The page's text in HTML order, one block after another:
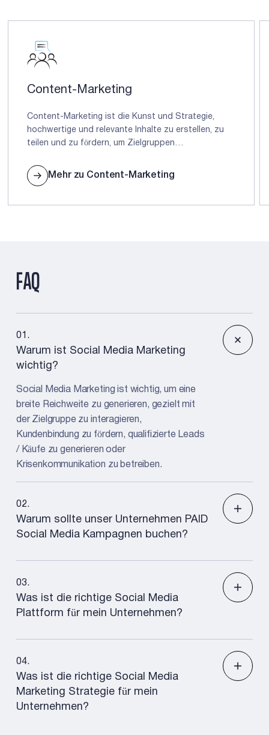
Content-Marketing
Content-Marketing ist die Kunst und Strategie,
hochwertige und relevante Inhalte zu erstellen, zu
teilen und zu fördern, um Zielgruppen
was letztendlich zu einer stärkeren Markenpräsenz,
höherem Traffic und gesteigerten Conversions
Mehr zu Content-Marketing
FAQ
01 .
Warum ist Social Media Marketing
wichtig?
Social Media Marketing ist wichtig, um eine
breite Reichweite zu generieren, gezielt mit
der Zielgruppe zu interagieren,
Kundenbindung zu fördern, qualifizierte Leads
/ Käufe zu generieren oder
Krisenkommunikation zu betreiben.
02.
Warum sollte unser Unternehmen PAID
Social Media Kampagnen buchen?
03.
Was ist die richtige Social Media
Plattform für mein Unternehmen?
04.
Was ist die richtige Social Media
Marketing Strategie für mein
Unternehmen?